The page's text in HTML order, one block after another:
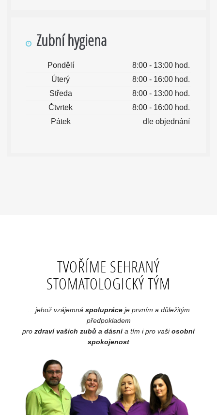
Zubní hygiena
Pondělí
8:00 - 13:00 hod.
Úterý
8:00 - 16:00 hod.
Středa
8:00 - 13:00 hod.
Čtvrtek
8:00 - 16:00 hod.
Pátek
dle objednání
TVOŘÍME SEHRANÝ
STOMATOLOGICKÝ TÝM
... jehož vzájemná spolupráceje prvním a důležitým
předpokladem
pro zdraví vašich zubů a dásnía tím i pro vaši osobní
spokojenost